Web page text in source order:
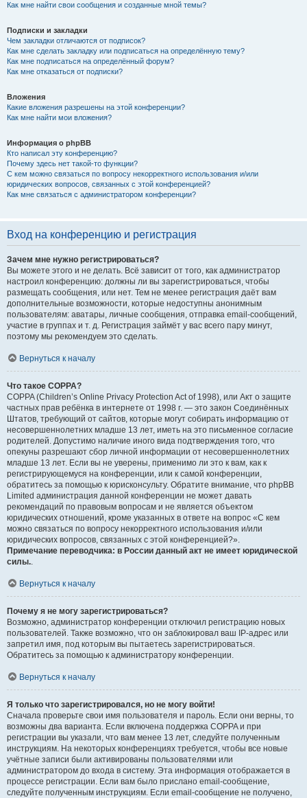
Как мне найти свои сообщения и созданные мной темы?
Подписки и закладки
Чем закладки отличаются от подписок?
Как мне сделать закладку или подписаться на определённую тему?
Как мне подписаться на определённый форум?
Как мне отказаться от подписки?
Вложения
Какие вложения разрешены на этой конференции?
Как мне найти мои вложения?
Информация о phpBB
Кто написал эту конференцию?
Почему здесь нет такой-то функции?
С кем можно связаться по вопросу некорректного использования и/или
юридических вопросов, связанных с этой конференцией?
Как мне связаться с администратором конференции?
Вход на конференцию и регистрация
Зачем мне нужно регистрироваться?
Вы можете этого и не делать. Всё зависит от того, как администратор
настроил конференцию: должны ли вы зарегистрироваться, чтобы
размещать сообщения, или нет. Тем не менее регистрация даёт вам
дополнительные возможности, которые недоступны анонимным
пользователям: аватары, личные сообщения, отправка email-сообщений,
участие в группах и т. д. Регистрация займёт у вас всего пару минут,
поэтому мы рекомендуем это сделать.
Вернуться к началу
Что такое COPPA?
COPPA (Children’s Online Privacy Protection Act of 1998), или Акт о защите
частных прав ребёнка в интернете от 1998 г. — это закон Соединённых
Штатов, требующий от сайтов, которые могут собирать информацию от
несовершеннолетних младше 13 лет, иметь на это письменное согласие
родителей. Допустимо наличие иного вида подтверждения того, что
опекуны разрешают сбор личной информации от несовершеннолетних
младше 13 лет. Если вы не уверены, применимо ли это к вам, как к
регистрирующемуся на конференции, или к самой конференции,
обратитесь за помощью к юрисконсульту. Обратите внимание, что phpBB
Limited администрация данной конференции не может давать
рекомендаций по правовым вопросам и не является объектом
юридических отношений, кроме указанных в ответе на вопрос «С кем
можно связаться по вопросу некорректного использования и/или
юридических вопросов, связанных с этой конференцией?».
Примечание переводчика: в России данный акт не имеет юридической
силы..
Вернуться к началу
Почему я не могу зарегистрироваться?
Возможно, администратор конференции отключил регистрацию новых
пользователей. Также возможно, что он заблокировал ваш IP-адрес или
запретил имя, под которым вы пытаетесь зарегистрироваться.
Обратитесь за помощью к администратору конференции.
Вернуться к началу
Я только что зарегистрировался, но не могу войти!
Сначала проверьте свои имя пользователя и пароль. Если они верны, то
возможны два варианта. Если включена поддержка COPPA и при
регистрации вы указали, что вам менее 13 лет, следуйте полученным
инструкциям. На некоторых конференциях требуется, чтобы все новые
учётные записи были активированы пользователями или
администратором до входа в систему. Эта информация отображается в
процессе регистрации. Если вам было прислано email-сообщение,
следуйте полученным инструкциям. Если email-сообщение не получено,